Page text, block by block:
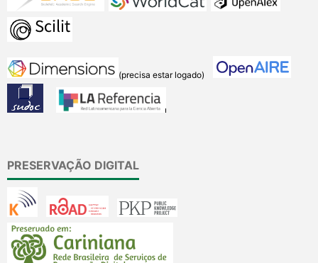
(precisa estar logado)
PRESERVAÇÃO DIGITAL